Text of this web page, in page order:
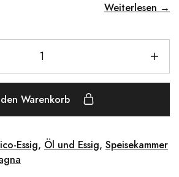
Weiterlesen →
Warenkorb
Essig, Öl und Essig, Speisekammer